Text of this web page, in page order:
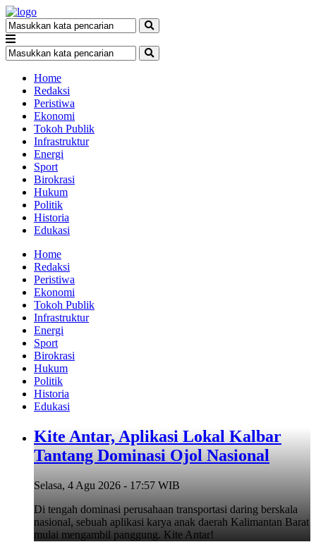
Home
Redaksi
Peristiwa
Ekonomi
Tokoh Publik
Infrastruktur
Energi
Sport
Birokrasi
Hukum
Politik
Historia
Edukasi
Home
Redaksi
Peristiwa
Ekonomi
Tokoh Publik
Infrastruktur
Energi
Sport
Birokrasi
Hukum
Politik
Historia
Edukasi
Kite Antar, Aplikasi Lokal Kalbar
Tantang Dominasi Ojol Nasional
Selasa, 4 Agu 2026 - 17:57 WIB
Di tengah dominasi perusahaan transportasi daring berskala
nasional, sebuah aplikasi karya anak daerah Kalimantan Barat
mulai mengambil panggung. Kite Antar!